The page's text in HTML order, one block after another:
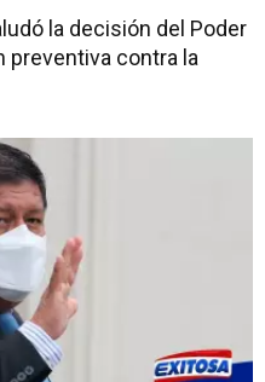
la decisión del Poder
preventiva contra la